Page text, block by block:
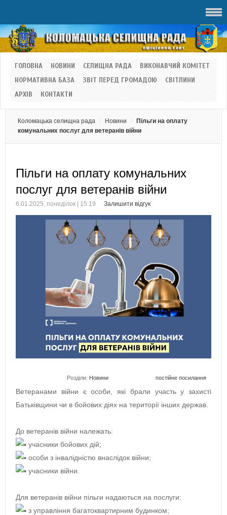
ГОЛОВНА НОВИНИ СЕЛИЩНА РАДА
ВИКОНАВЧИЙ КОМІТЕТ
НОРМАТИВНА БАЗА
ЗВІТ ПЕРЕД ГРОМАДОЮ
СВІТЛИНИ
АРХІВ
КОНТАКТИ
Коломацька селищна рада Новини
Пільги на оплату
комунальних послуг для ветеранів війни
Пільги на оплату комунальних
послуг для ветеранів війни
6.01.2025, понеділок | 15:19 Залишити відгук
Розділи: Новини постійне посилання
Ветеранами війни є особи, які брали участь у захисті
Батьківщини чи в бойових діях на території інших держав.
До ветеранів війни належать:
учасники бойових дій;
особи з інвалідністю внаслідок війни;
учасники війни.
Для ветеранів війни пільги надаються на послуги:
з управління багатоквартирним будинком;